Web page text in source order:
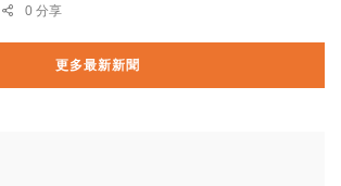
0 分享
更多最新新聞